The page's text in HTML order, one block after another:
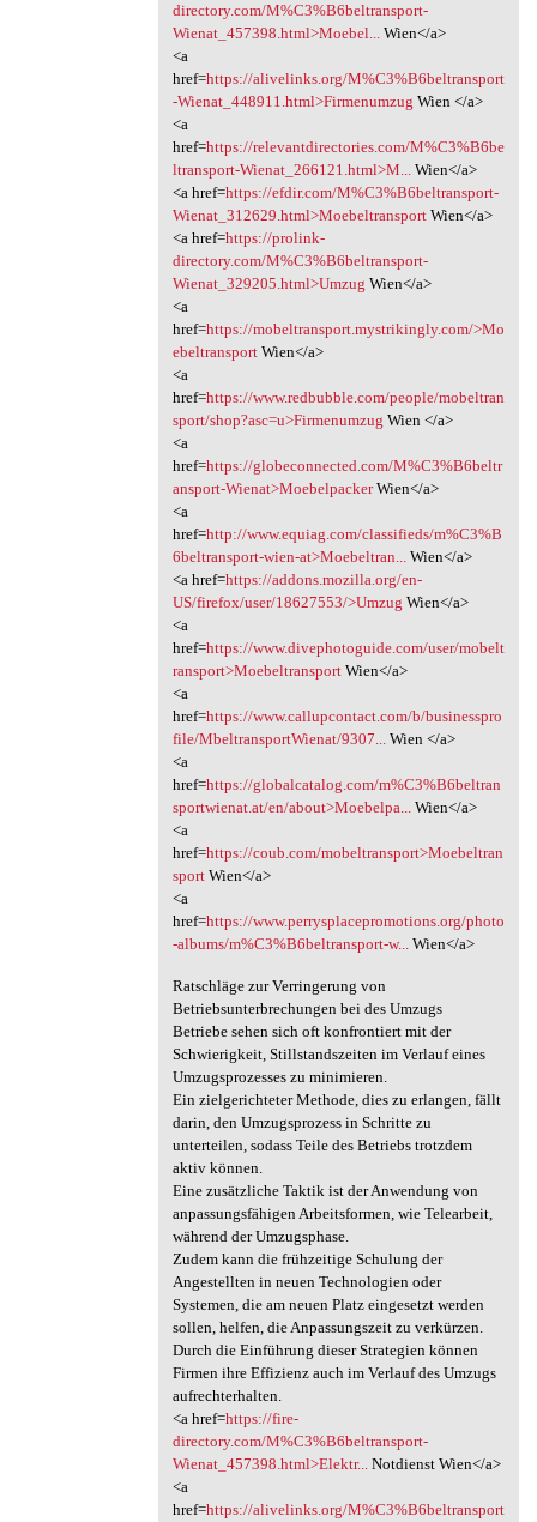
directory.com/M%C3%B6beltransport-
Wienat_457398.html>Moebel...Wien</a>
<a
href=https://alivelinks.org/M%C3%B6beltransport
-Wienat_448911.html>Firmenumzug Wien </a>
<a
href=https://relevantdirectories.com/M%C3%B6be
ltransport-Wienat_266121.html>M...Wien</a>
<a href=https://efdir.com/M%C3%B6beltransport-
Wienat_312629.html>MoebeltransportWien</a>
<a href=https://prolink-
directory.com/M%C3%B6beltransport-
Wienat_329205.html>Umzug Wien</a>
<a
href=https://mobeltransport.mystrikingly.com/>Mo
ebeltransportWien</a>
<a
href=https://www.redbubble.com/people/mobeltran
sport/shop?asc=u>Firmenumzug Wien </a>
<a
href=https://globeconnected.com/M%C3%B6beltr
ansport-Wienat>MoebelpackerWien</a>
<a
href=http://www.equiag.com/classifieds/m%C3%B
6beltransport-wien-at>Moebeltran...Wien</a>
<a href=https://addons.mozilla.org/en-
US/firefox/user/18627553/>Umzug Wien</a>
<a
href=https://www.divephotoguide.com/user/mobelt
ransport>MoebeltransportWien</a>
<a
href=https://www.callupcontact.com/b/businesspro
file/MbeltransportWienat/9307...Wien </a>
<a
href=https://globalcatalog.com/m%C3%B6beltran
sportwienat.at/en/about>Moebelpa...Wien</a>
<a
href=https://coub.com/mobeltransport>Moebeltran
sportWien</a>
<a
href=https://www.perrysplacepromotions.org/photo
-albums/m%C3%B6beltransport-w...Wien</a>
Ratschläge zur Verringerung von
Betriebsunterbrechungen bei des Umzugs
Betriebe sehen sich oft konfrontiert mit der
Schwierigkeit, Stillstandszeiten im Verlauf eines
Umzugsprozesses zu minimieren.
Ein zielgerichteter Methode, dies zu erlangen, fällt
darin, den Umzugsprozess in Schritte zu
unterteilen, sodass Teile des Betriebs trotzdem
aktiv können.
Eine zusätzliche Taktik ist der Anwendung von
anpassungsfähigen Arbeitsformen, wie Telearbeit,
während der Umzugsphase.
Zudem kann die frühzeitige Schulung der
Angestellten in neuen Technologien oder
Systemen, die am neuen Platz eingesetzt werden
sollen, helfen, die Anpassungszeit zu verkürzen.
Durch die Einführung dieser Strategien können
Firmen ihre Effizienz auch im Verlauf des Umzugs
aufrechterhalten.
<a href=https://fire-
directory.com/M%C3%B6beltransport-
Wienat_457398.html>Elektr...Notdienst Wien</a>
<a
href=https://alivelinks.org/M%C3%B6beltransport